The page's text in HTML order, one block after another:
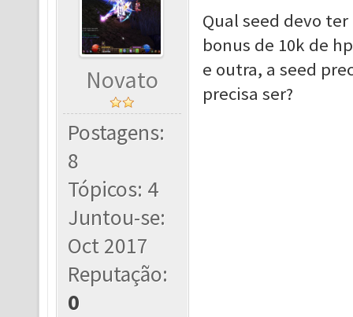
Novato
Postagens:
8
Tópicos: 4
Juntou-se:
Oct 2017
Reputação:
0
Qual seed devo
bonus de 10k de
e outra, a seed
precisa ser?